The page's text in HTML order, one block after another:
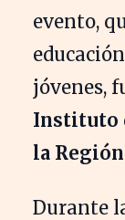
evento,
jóvenes,
Instituto
la
Durante